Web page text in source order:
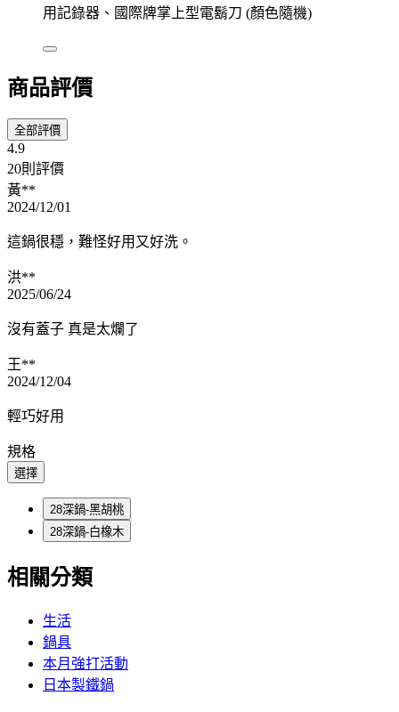
用記錄器、國際牌掌上型電鬍刀 (顏色隨機)
商品評價
全部評價
4.9
20則評價
黃**
2024/12/01
這鍋很穩，難怪好用又好洗。
洪**
2025/06/24
沒有蓋子 真是太爛了
王**
2024/12/04
輕巧好用
規格
選擇
28深鍋-黑胡桃
28深鍋-白橡木
相關分類
生活
鍋具
本月強打活動
日本製鐵鍋